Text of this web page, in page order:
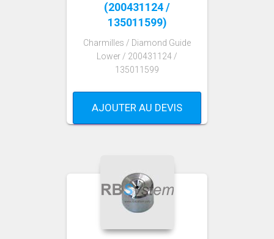
(200431124 /
135011599)
Charmilles / Diamond Guide
Lower / 200431124 /
135011599
AJOUTER AU DEVIS